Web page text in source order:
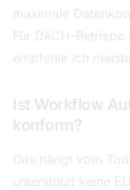
maximale
Für DACH-
empfehle ich
Ist Workflow
konform?
Das hängt vom
unterstützt keine